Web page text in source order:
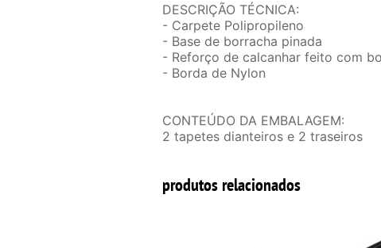
DESCRIÇÃO TÉCNICA:
- Carpete Polipropileno
- Base de borracha pinada
- Reforço de calcanhar feito com
- Borda de Nylon
CONTEÚDO DA EMBALAGEM:
2 tapetes dianteiros e 2 traseiros
produtos relacionados